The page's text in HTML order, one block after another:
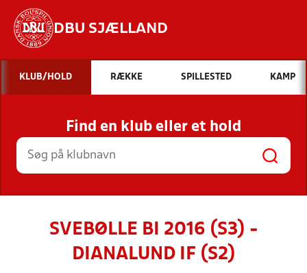
DBU SJÆLLAND
Hvad vil du søge efter?
INDHOLD OG NYHEDER
STILLINGER, RESULTATER, KLUBBER OG
HOLD
KLUB/HOLD RÆKKE SPILLESTED KAMP
Find en klub eller et hold
SVEBØLLE BI 2016 (S3) -
DIANALUND IF (S2)